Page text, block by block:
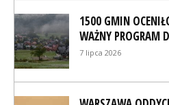
1500 GMIN
WAŻNY PROGRAM
7 lipca 2026